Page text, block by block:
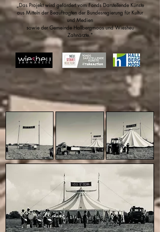
„Das Projekt wird gefördert vom Fonds Darstellende Künste
aus Mitteln der Beauftragten der Bundesregierung für Kultur
und Medien
sowie der Gemeinde Hallbergmoos und Wiesheu
Zahnärzte."